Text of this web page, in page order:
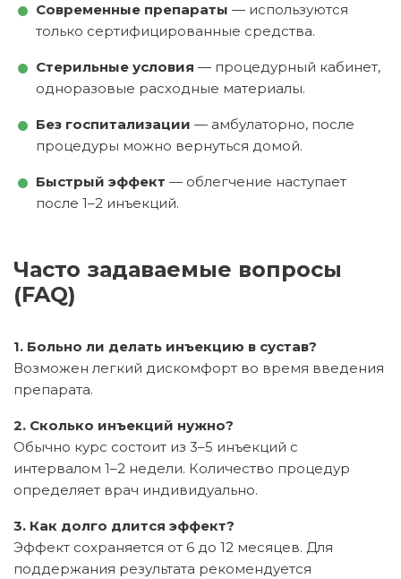
Современные препараты — используются
только сертифицированные средства.
Стерильные условия — процедурный кабинет,
одноразовые расходные материалы.
Без госпитализации — амбулаторно, после
процедуры можно вернуться домой.
Быстрый эффект — облегчение наступает
после 1–2 инъекций.
Часто задаваемые вопросы
(FAQ)
1. Больно ли делать инъекцию в сустав?
Возможен легкий дискомфорт во время введения
препарата.
2. Сколько инъекций нужно?
Обычно курс состоит из 3–5 инъекций с
интервалом 1–2 недели. Количество процедур
определяет врач индивидуально.
3. Как долго длится эффект?
Эффект сохраняется от 6 до 12 месяцев. Для
поддержания результата рекомендуется